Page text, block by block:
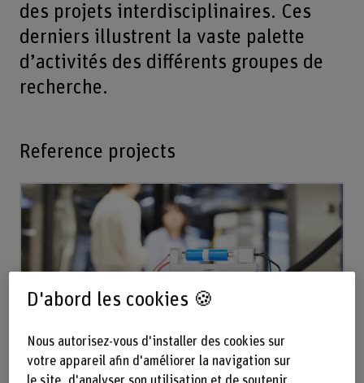
des projets interdisciplinaires. Ces
derniers illustrent la vaste palette
d’activités des différents groupes de
recherche.
Reference projects
CircuBAT
D'abord les cookies 🍪
Nous autorisez-vous d'installer des cookies sur
votre appareil afin d'améliorer la navigation sur
le site, d'analyser son utilisation et de soutenir